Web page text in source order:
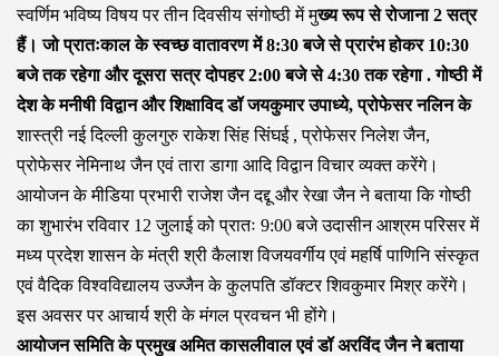
स्वर्णिम भविष्य विषय पर तीन दिवसीय संगोष्ठी में मुख्य रूप से रोजाना 2 सत्र
हैं। जो प्रातःकाल के स्वच्छ वातावरण में 8:30 बजे से प्रारंभ होकर 10:30
बजे तक रहेगा और दूसरा सत्र दोपहर 2:00 बजे से 4:30 तक रहेगा . गोष्ठी में
देश के मनीषी विद्वान और शिक्षाविद डॉ जयकुमार उपाध्ये, प्रोफेसर नलिन के
शास्त्री नई दिल्ली कुलगुरु राकेश सिंह सिंघई , प्रोफेसर निलेश जैन,
प्रोफेसर नेमिनाथ जैन एवं तारा डागा आदि विद्वान विचार व्यक्त करेंगे।
आयोजन के मीडिया प्रभारी राजेश जैन दद्दू और रेखा जैन ने बताया कि गोष्ठी
का शुभारंभ रविवार 12 जुलाई को प्रातः 9:00 बजे उदासीन आश्रम परिसर में
मध्य प्रदेश शासन के मंत्री श्री कैलाश विजयवर्गीय एवं महर्षि पाणिनि संस्कृत
एवं वैदिक विश्वविद्यालय उज्जैन के कुलपति डॉक्टर शिवकुमार मिश्र करेंगे।
इस अवसर पर आचार्य श्री के मंगल प्रवचन भी होंगे।
आयोजन समिति के प्रमुख अमित कासलीवाल एवं डॉ अरविंद जैन ने बताया